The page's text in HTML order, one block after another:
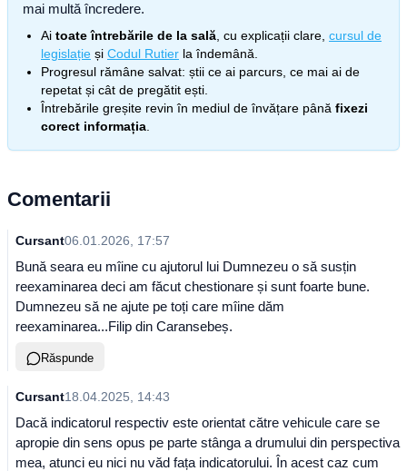
mai multă încredere.
Ai toate întrebările de la sală , cu explicații clare, cursul de
legislație și Codul Rutier la îndemână.
Progresul rămâne salvat: știi ce ai parcurs, ce mai ai de
repetat și cât de pregătit ești.
Întrebările greșite revin în mediul de învățare până fixezi
corect informația
Comentarii
Cursant06.01.2026, 17:57
Bună seara eu mîine cu ajutorul lui Dumnezeu o să susțin
reexaminarea deci am făcut chestionare și sunt foarte bune.
Dumnezeu să ne ajute pe toți care mîine dăm
reexaminarea...Filip din Caransebeș.
Răspunde
Cursant18.04.2025, 14:43
Dacă indicatorul respectiv este orientat către vehicule care se
apropie din sens opus pe parte stânga a drumului din perspectiva
mea, atunci eu nici nu văd fața indicatorului. În acest caz cum